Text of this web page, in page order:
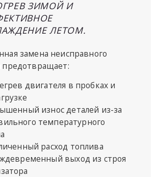
ЗИМОЙ И
ЛЕТОМ.
замена неисправного
предотвращает:
двигателя в пробках и
износ деталей из-за
температурного
расход топлива
выход из строя